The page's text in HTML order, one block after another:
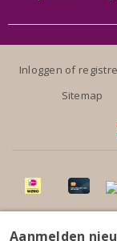
Inloggen of
Sitemap
Aanmelden